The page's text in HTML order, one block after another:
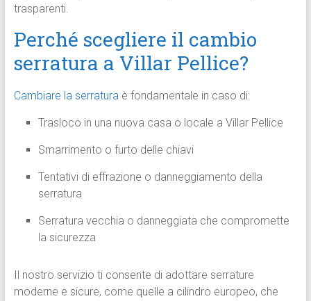
trasparenti.
Perché scegliere il cambio
serratura a Villar Pellice?
Cambiare la serraturaè fondamentale in caso di:
Trasloco in una nuova casa o locale a Villar Pellice
Smarrimento o furto delle chiavi
Tentativi di effrazione o danneggiamento della
serratura
Serratura vecchia o danneggiata che compromette
la sicurezza
Il nostro servizio ti consente di adottare serrature
moderne e sicure, come quelle a cilindro europeo, che